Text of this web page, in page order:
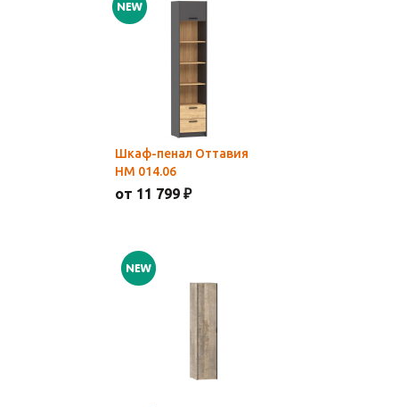
Шкаф-пенал Оттавия
НМ 014.06
от 11 799 ₽